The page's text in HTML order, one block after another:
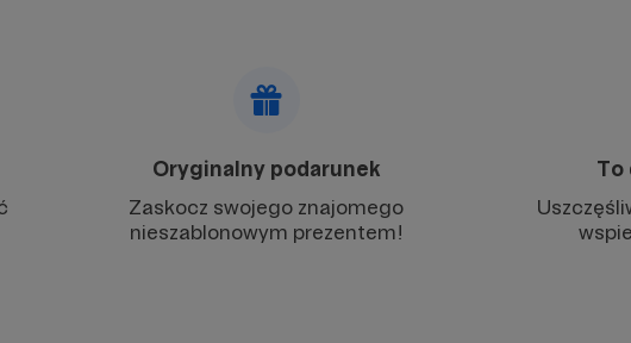
Oryginalny podarunek
Zaskocz swojego znajomego
nieszablonowym prezentem!
To